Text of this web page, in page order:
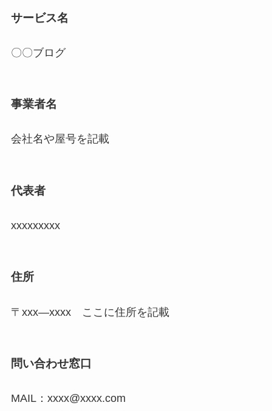
サービス名
〇〇ブログ
事業者名
会社名や屋号を記載
代表者
xxxxxxxxx
住所
〒xxx―xxxx ここに住所を記載
問い合わせ窓口
MAIL：xxxx@xxxx.com